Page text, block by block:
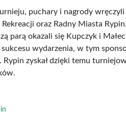
puchary i nagrody
oraz Radny Miasta
parą okazali się Kupczyk i
wydarzenia, w tym
Rypin zyskał dzięki temu